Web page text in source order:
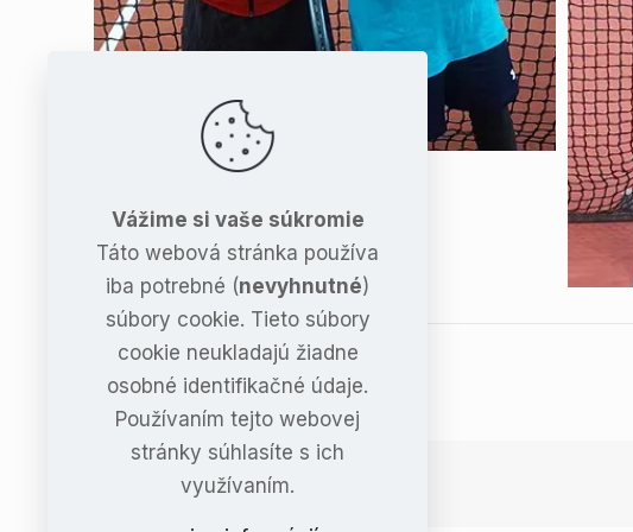
Share
Igorenko
Vážime si vaše súkromie
Táto webová stránka používa
iba potrebné (nevyhnutné)
súbory cookie. Tieto súbory
cookie neukladajú žiadne
osobné identifikačné údaje.
Používaním tejto webovej
stránky súhlasíte s ich
využívaním.